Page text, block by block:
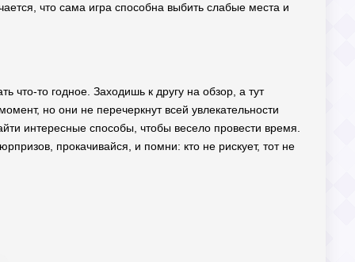
что сама игра способна выбить слабые места и
то годное. Заходишь к другу на обзор, а тут
но они не перечеркнут всей увлекательности
интересные способы, чтобы весело провести время.
прокачивайся, и помни: кто не рискует, тот не